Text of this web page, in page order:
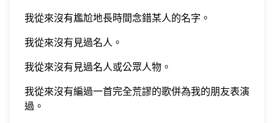
我從來沒有尷尬地長時間念錯某人的名字。
我從來沒有見過名人。
我從來沒有見過名人或公眾人物。
我從來沒有編過一首完全荒謬的歌併為我的朋友表演
過。